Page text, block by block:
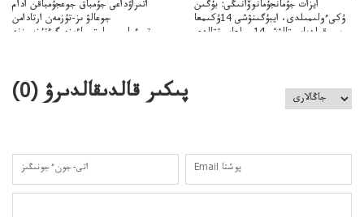
اتىراۋداعى جۇمباق جوعجۇمباقن ادام
جوعالۋ ىز-تۇزمەن ارتادامن
وتبءولىمىپوليتسياءىزەرگءتۇزسىزنە
ايزات جۇمانجۇمانوۆانىڭى: بۇگىن
ۇكىءولىمىلدى، ايبۇگىنۋشى 14ۇكىمعا
سووقىلدىايىپتالۋشى14جىلعاسوتتالدى
پىكىر قالدىقالدىرۋ (0
)